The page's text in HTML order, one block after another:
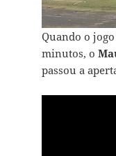
Quando o
minutos, o
passou a